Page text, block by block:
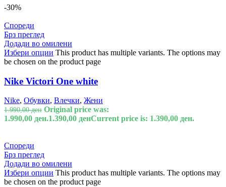
-30%
Спореди
Брз преглед
Додади во омилени
Избери опции This product has multiple variants. The options may
be chosen on the product page
Nike Victori One white
Nike, Обувки, Влечки, Жени
1.990,00ден Original price was:
1.990,00 ден.1.390,00 денCurrent price is: 1.390,00 ден.
Спореди
Брз преглед
Додади во омилени
Избери опции This product has multiple variants. The options may
be chosen on the product page